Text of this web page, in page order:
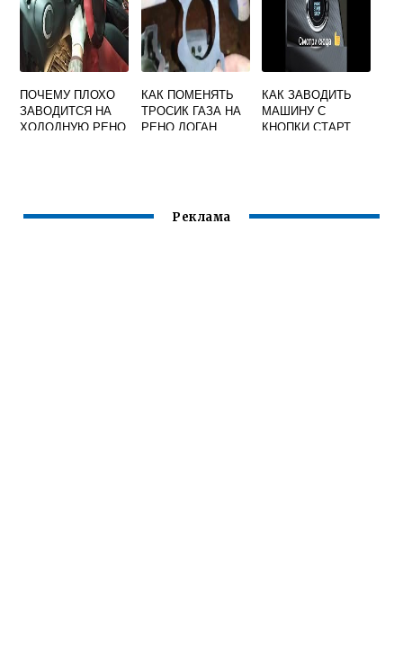
ПОЧЕМУ ПЛОХО
ЗАВОДИТСЯ НА
ХОЛОДНУЮ РЕНО
КАК ПОМЕНЯТЬ
ТРОСИК ГАЗА НА
РЕНО ЛОГАН
КАК ЗАВОДИТЬ
МАШИНУ С
КНОПКИ СТАРТ
Реклама